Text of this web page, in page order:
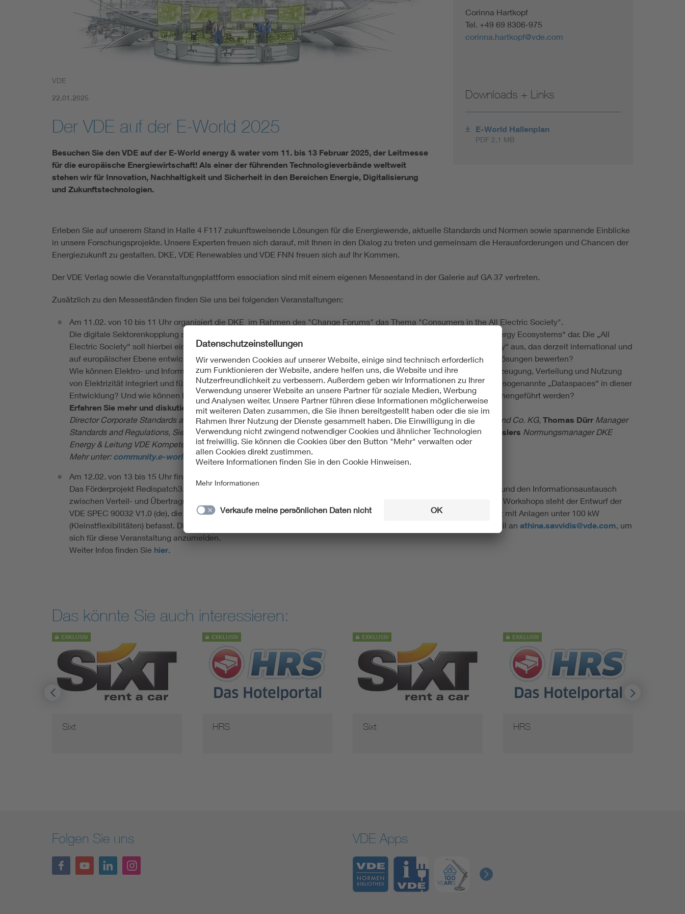
Mobility
Standards
Energy storage
Functional safety
Renewable energies
Environmental Protection
VDE
22.01.2025
Der VDE auf der E-World 2025
Besuchen Sie den VDE auf der E-World energy & water vom 11. bis 13 Februar 2025, der Leitmesse
für die europäische Energiewirtschaft! Als einer der führenden Technologieverbände weltweit
stehen wir für Innovation, Nachhaltigkeit und Sicherheit in den Bereichen Energie, Digitalisierung
und Zukunftstechnologien.
Corinna Hartkopf
Tel. +49 69 8306-975
corinna.hartkopf@vde.com
Downloads + Links
E-World Hallenplan
PDF 2,1 MB
Erleben Sie auf unserem Stand in Halle 4 F117 zukunftsweisende Lösungen für die Energiewende, aktuelle Standards und Normen sowie spannende Einblicke
in unsere Forschungsprojekte. Unsere Experten freuen sich darauf, mit Ihnen in den Dialog zu treten und gemeinsam die Herausforderungen und Chancen der
Energiezukunft zu gestalten. DKE, VDE Renewables und VDE FNN freuen sich auf Ihr Kommen.
Der VDE Verlag sowie die Veranstaltungsplattform essociation sind mit einem eigenen Messestand in der Galerie auf GA 37 vertreten.
Zusätzlich zu den Messeständen finden Sie uns bei folgenden Veranstaltungen:
Am 11.02. von 10 bis 11 Uhr organisiert die DKE im Rahmen des "Change Forums" das Thema "Consumers in the All Electric Society".
Die digitale Sektorenkopplung stellt das wissenschaftlich anerkannte technische Grundkonzept eines zukünftigen „Energy Ecosystems“ dar. Die „All
Electric Society“ soll hierbei einen entscheidenden Beitrag leisten. Doch wie sieht das Konzept der „All Electric Society“ aus, das derzeit international und
auf europäischer Ebene entwickelt wird? Wie werden Industriekunden zukünftig elektro- und informationstechnische Lösungen bewerten?
Wie können Elektro- und Informationstechnik bereits heute so organisiert werden, dass alle relevanten Sektoren der Erzeugung, Verteilung und Nutzung
von Elektrizität integriert und für Kunden nutzbar gemacht werden? Welche Rolle spielen der Digitale Produktpass und sogenannte „Dataspaces“ in dieser
Entwicklung? Und wie können Einzellösungen zu einem voll integrierten Gesamtsystem der Sektorenkopplung zusammengeführt werden?
Erfahren Sie mehr und diskutieren Sie mit! Im Experten-Austausch sind dabei:
Director Corporate Standards and Business Environment, Solution Development and Marketing Hager Electro GmbH und Co. KG, Thomas Dürr Manager
Standards and Regulations, Siemens AG,Alexander NollauAbteilungsleiter Energy, DKE,Moderation: Sebastian Kosslers Normungsmanager DKE
Energy & Leitung VDE Kompetenzzentrum Smart Grid
Mehr unter: community.e-world-essen.com/events/change-forum
Am 12.02. von 13 bis 15 Uhr findet ein Workshop zur VDE SPEC Redispatch 3.0 statt.
Das Förderprojekt Redispatch3.0 soll die Integration von Anlagen aus der Niederspannung sowie die Zusammenarbeit und den Informationsaustausch
zwischen Verteil- und Übertragungsnetzbetreibern verbessern und den Redispatch 2.0 weiterentwickeln. Im Fokus des Workshops steht der Entwurf der
VDE SPEC 90032 V1.0 (de), die sich mit der Architektur und den Prozessen für das Engpassmanagement im Verteilnetz mit Anlagen unter 100 kW
(Kleinstflexibilitäten) befasst. Die Inhalte des Standards werden vorgestellt und diskutiert. Bitte wenden Sie sich per Mail an athina.savvidis@vde.com, um
sich für diese Veranstaltung anzumelden.
Weiter Infos finden Sie hier.
Das könnte Sie auch interessieren:
EXKLUSIV
Sixt
EXKLUSIV
HRS
EXKLUSIV
Sixt
EXKLUSIV
HRS
Folgen Sie uns VDE Apps